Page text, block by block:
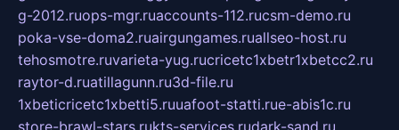
g-2012.ruops-mgr.ruaccounts-112.rucsm-demo.ru
poka-vse-doma2.ruairgungames.ruallseo-host.ru
tehosmotre.ruvarieta-yug.rucricetc1xbetr1xbetcc2.ru
raytor-d.ruatillagunn.ru3d-file.ru
1xbeticricetc1xbetti5.ruuafoot-statti.rue-abis1c.ru
store-brawl-stars.rukts-services.rudark-sand.ru